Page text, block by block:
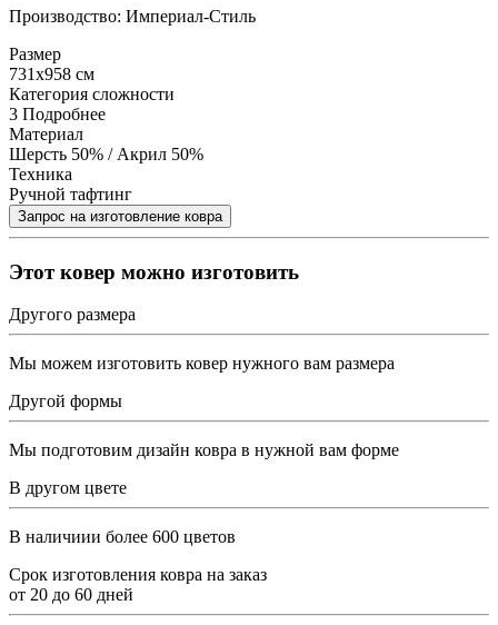
Производство: Империал-Стиль
Размер
731x958 см
Категория сложности
3 Подробнее
Материал
Шерсть 50% / Акрил 50%
Техника
Ручной тафтинг
Этот ковер можно изготовить
Другого размера
Мы можем изготовить ковер нужного вам размера
Другой формы
Мы подготовим дизайн ковра в нужной вам форме
В другом цвете
В наличиии более 600 цветов
Срок изготовления ковра на заказ
от 20 до 60 дней